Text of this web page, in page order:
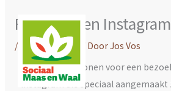
naarFacebook en
/ Uncategorized / DoorJos Vos
Hieronder de iconen voor een
instagram die speciaal